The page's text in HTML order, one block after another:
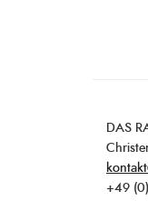
DAS
+49